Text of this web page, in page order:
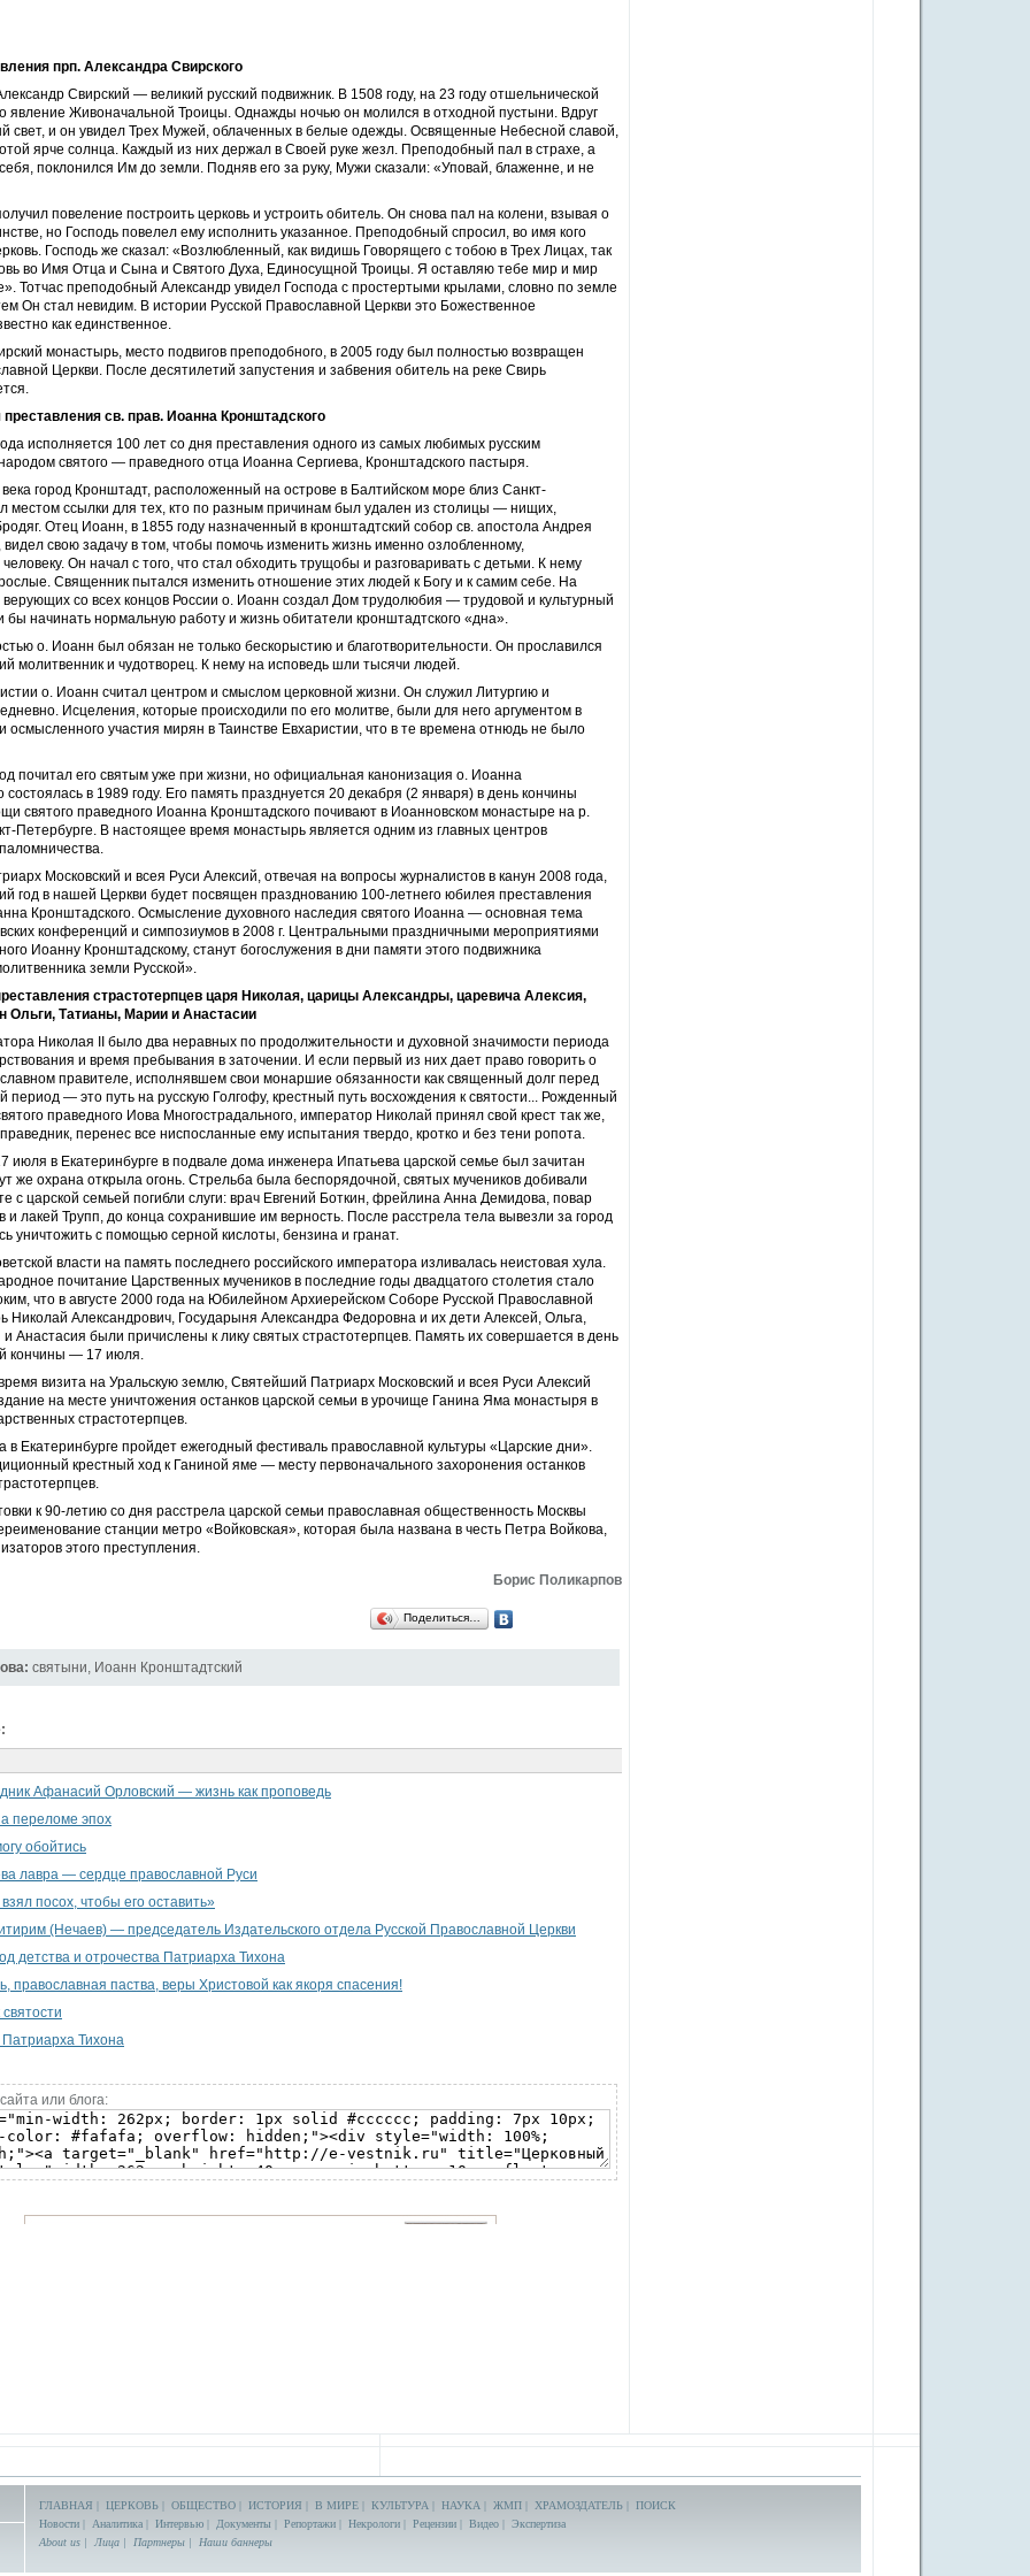
прп. Александра Свирского
Свирский — великий русский подвижник. В 1508 году, на 23 году отшельнической
явление Живоначальной Троицы. Однажды ночью он молился в отходной пустыни. Вдруг
свет, и он увидел Трех Мужей, облаченных в белые одежды. Освященные Небесной славой,
ярче солнца. Каждый из них держал в Своей руке жезл. Преподобный пал в страхе, а
поклонился Им до земли. Подняв его за руку, Мужи сказали: «Уповай, блаженне, и не
повеление построить церковь и устроить обитель. Он снова пал на колени, взывая о
но Господь повелел ему исполнить указанное. Преподобный спросил, во имя кого
Господь же сказал: «Возлюбленный, как видишь Говорящего с тобою в Трех Лицах, так
во Имя Отца и Сына и Святого Духа, Единосущной Троицы. Я оставляю тебе мир и мир
Тотчас преподобный Александр увидел Господа с простертыми крылами, словно по земле
Он стал невидим. В истории Русской Православной Церкви это Божественное
как единственное.
монастырь, место подвигов преподобного, в 2005 году был полностью возвращен
Церкви. После десятилетий запустения и забвения обитель на реке Свирь
преставления св. прав. Иоанна Кронштадского
исполняется 100 лет со дня преставления одного из самых любимых русским
святого — праведного отца Иоанна Сергиева, Кронштадского пастыря.
город Кронштадт, расположенный на острове в Балтийском море близ Санкт-
местом ссылки для тех, кто по разным причинам был удален из столицы — нищих,
Отец Иоанн, в 1855 году назначенный в кронштадтский собор св. апостола Андрея
видел свою задачу в том, чтобы помочь изменить жизнь именно озлобленному,
Он начал с того, что стал обходить трущобы и разговаривать с детьми. К нему
Священник пытался изменить отношение этих людей к Богу и к самим себе. На
со всех концов России о. Иоанн создал Дом трудолюбия — трудовой и культурный
бы начинать нормальную работу и жизнь обитатели кронштадтского «дна».
о. Иоанн был обязан не только бескорыстию и благотворительности. Он прославился
молитвенник и чудотворец. К нему на исповедь шли тысячи людей.
о. Иоанн считал центром и смыслом церковной жизни. Он служил Литургию и
Исцеления, которые происходили по его молитве, были для него аргументом в
осмысленного участия мирян в Таинстве Евхаристии, что в те времена отнюдь не было
почитал его святым уже при жизни, но официальная канонизация о. Иоанна
состоялась в 1989 году. Его память празднуется 20 декабря (2 января) в день кончины
святого праведного Иоанна Кронштадского почивают в Иоанновском монастыре на р.
Петербурге. В настоящее время монастырь является одним из главных центров
Московский и всея Руси Алексий, отвечая на вопросы журналистов в канун 2008 года,
год в нашей Церкви будет посвящен празднованию 100-летнего юбилея преставления
Кронштадского. Осмысление духовного наследия святого Иоанна — основная тема
конференций и симпозиумов в 2008 г. Центральными праздничными мероприятиями
Иоанну Кронштадскому, станут богослужения в дни памяти этого подвижника
земли Русской».
страстотерпцев царя Николая, царицы Александры, царевича Алексия,
Ольги, Татианы, Марии и Анастасии
Николая II было два неравных по продолжительности и духовной значимости периода
и время пребывания в заточении. И если первый из них дает право говорить о
правителе, исполнявшем свои монаршие обязанности как священный долг перед
период — это путь на русскую Голгофу, крестный путь восхождения к святости... Рожденный
праведного Иова Многострадального, император Николай принял свой крест так же,
перенес все ниспосланные ему испытания твердо, кротко и без тени ропота.
июля в Екатеринбурге в подвале дома инженера Ипатьева царской семье был зачитан
же охрана открыла огонь. Стрельба была беспорядочной, святых мучеников добивали
с царской семьей погибли слуги: врач Евгений Боткин, фрейлина Анна Демидова, повар
и лакей Трупп, до конца сохранившие им верность. После расстрела тела вывезли за город
уничтожить с помощью серной кислоты, бензина и гранат.
власти на память последнего российского императора изливалась неистовая хула.
почитание Царственных мучеников в последние годы двадцатого столетия стало
что в августе 2000 года на Юбилейном Архиерейском Соборе Русской Православной
Николай Александрович, Государыня Александра Федоровна и их дети Алексей, Ольга,
Анастасия были причислены к лику святых страстотерпцев. Память их совершается в день
кончины — 17 июля.
визита на Уральскую землю, Святейший Патриарх Московский и всея Руси Алексий
на месте уничтожения останков царской семьи в урочище Ганина Яма монастыря в
страстотерпцев.
в Екатеринбурге пройдет ежегодный фестиваль православной культуры «Царские дни».
крестный ход к Ганиной яме — месту первоначального захоронения останков
к 90-летию со дня расстрела царской семьи православная общественность Москвы
станции метро «Войковская», которая была названа в честь Петра Войкова,
этого преступления.
Борис Поликарпов
Поделиться…
святыни, Иоанн Кронштадтский
Афанасий Орловский — жизнь как проповедь
переломе эпох
обойтись
лавра — сердце православной Руси
посох, чтобы его оставить»
(Нечаев) — председатель Издательского отдела Русской Православной Церкви
детства и отрочества Патриарха Тихона
православная паства, веры Христовой как якоря спасения!
Тихона
или блога:
ГЛАВНАЯ | ЦЕРКОВЬ | ОБЩЕСТВО | ИСТОРИЯ | В МИРЕ | КУЛЬТУРА | НАУКА | ЖМП | ХРАМОЗДАТЕЛЬ | ПОИСК
Новости | Аналитика | Интервью | Документы | Репортажи | Некрологи | Рецензии | Видео | Экспертиза
About us | Лица | Партнеры | Наши баннеры